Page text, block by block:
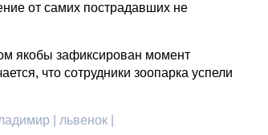
от самих пострадавших не
якобы зафиксирован момент
что сотрудники зоопарка успели
| львенок |